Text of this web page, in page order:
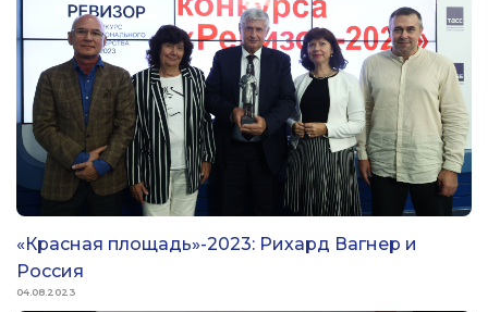
«Красная площадь»-2023: Рихард Вагнер и
Россия
04.08.2023